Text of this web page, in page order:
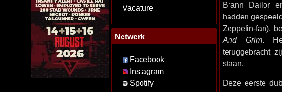
Vacature
Netwerk
Facebook
Instagram
Spotify
Brann Dailor
hadden
Zeppelin-fan),
And Grim.
teruggebracht
staan.
Deze eerste